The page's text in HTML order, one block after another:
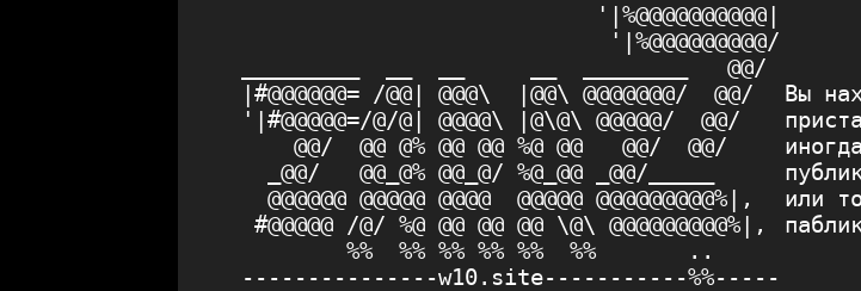
'|%@@@@@@@@@@|
'|%@@@@@@@@@/
_________  __  __     __  ________   @@/
|#@@@@@@= /@@| @@@\  |@@\ @@@@@@@/  @@/
'|#@@@@@=/@/@| @@@@\ |@\@\ @@@@@/  @@/
@@/  @@ @% @@ @@ %@ @@   @@/  @@/
_@@/   @@_@% @@_@/ %@_@@ _@@/_____
@@@@@@ @@@@@ @@@@  @@@@@ @@@@@@@@@%|,
#@@@@@ /@/ %@ @@ @@ @@ \@\ @@@@@@@@@%|,
%%  %% %% %% %%  %%       ..
---------------w10.site-----------%%-----
Вы
или